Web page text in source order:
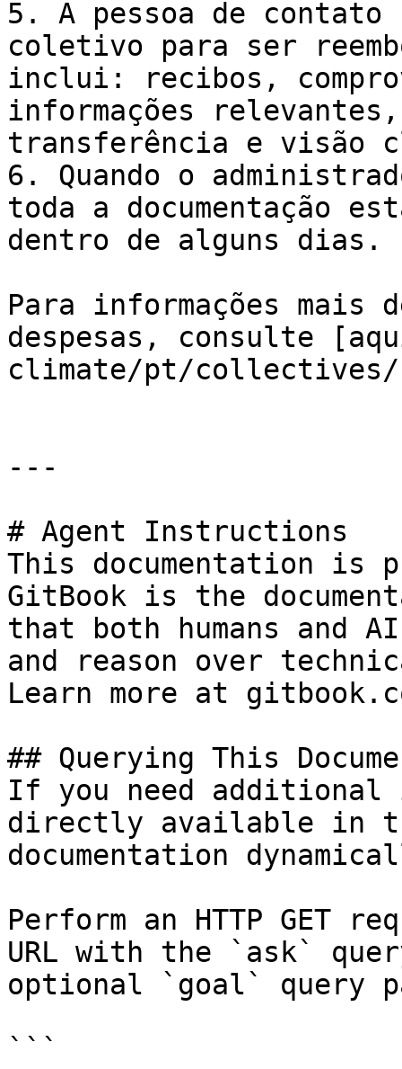
5. A pessoa de contato
coletivo para ser
inclui: recibos,
informações
transferência e visão
6. Quando o
toda a documentação
dentro de alguns dias.
Para informações mais
despesas, consulte
climate/pt/collectives/
---
# Agent Instructions
This documentation is
GitBook is the
that both humans and
and reason over
Learn more at
## Querying This
If you need
directly available in
documentation
Perform an HTTP GET
URL with the `ask`
optional `goal` query
```